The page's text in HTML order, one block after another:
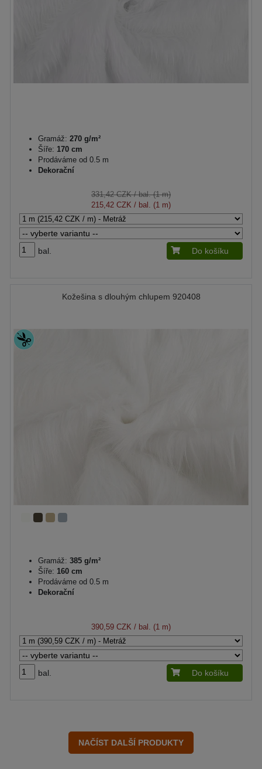
Gramáž: 270 g/m²
Šíře: 170 cm
Prodáváme od 0.5 m
Dekorační
331,42 CZK/ bal. (1 m)
215,42 CZK / bal. (1 m)
bal. Do košíku
Kožešina s dlouhým chlupem 920408
Gramáž: 385 g/m²
Šíře: 160 cm
Prodáváme od 0.5 m
Dekorační
390,59 CZK / bal. (1 m)
bal. Do košíku